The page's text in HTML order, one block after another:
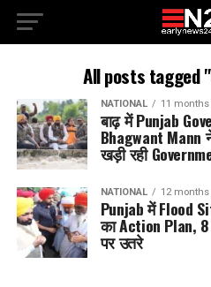
All posts tagged
NATIONAL 11 months
बाढ़ में Punjab
Bhagwant Mann
खड़ी रही
NATIONAL 12 months
Punjab में Flood
का Action Plan,
पर उतरे